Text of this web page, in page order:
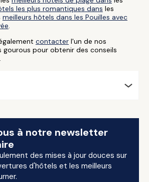
les plus romantiques dans les
meilleurs hôtels dans les Pouilles avec
.
contacter l'un de nos
gourous pour obtenir des conseils
à notre newsletter
des mises à jour douces sur
d'hôtels et les meilleurs